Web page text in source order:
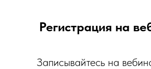
Регистрация на
Записывайтесь на